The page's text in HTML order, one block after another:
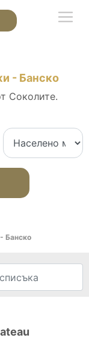
- Банско
Соколите.
Банско